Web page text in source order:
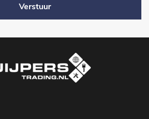
Verstuur